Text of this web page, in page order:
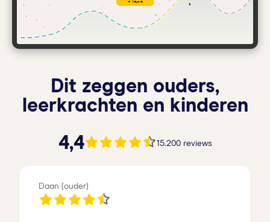
Dit zeggen ouders,
leerkrachten en kinderen
4,44.4 van de 5 sterren
15.200 reviews
Daan (ouder)